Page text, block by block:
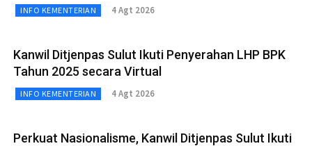
INFO KEMENTERIAN 4 Agt 2026
Kanwil Ditjenpas Sulut Ikuti Penyerahan LHP BPK
Tahun 2025 secara Virtual
INFO KEMENTERIAN 4 Agt 2026
Perkuat Nasionalisme, Kanwil Ditjenpas Sulut Ikuti